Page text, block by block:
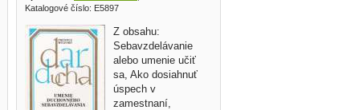
Katalogové číslo: E5897
Z obsahu:
Sebavzdelávanie
alebo umenie učiť
sa, Ako dosiahnuť
úspech v
zamestnaní,